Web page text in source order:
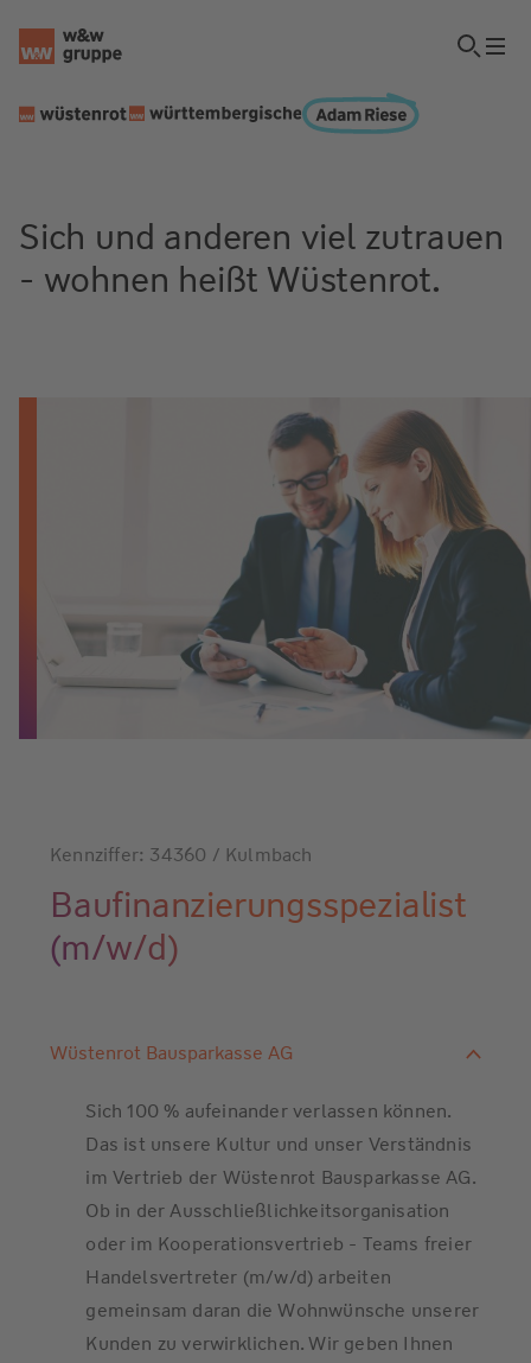
Sich und anderen viel zutrauen
- wohnen heißt Wüstenrot.
Kennziffer: 34360 / Kulmbach
Baufinanzierungsspezialist
(m/w/d)
Wüstenrot Bausparkasse AG
Sich 100 % aufeinander verlassen können.
Das ist unsere Kultur und unser Verständnis
im Vertrieb der Wüstenrot Bausparkasse AG.
Ob in der Ausschließlichkeitsorganisation
oder im Kooperationsvertrieb - Teams freier
Handelsvertreter (m/w/d) arbeiten
gemeinsam daran die Wohnwünsche unserer
Kunden zu verwirklichen. Wir geben Ihnen